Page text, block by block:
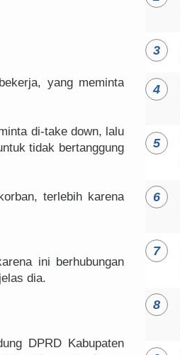
yang meminta
di-take down, lalu
tidak bertanggung
terlebih karena
ini berhubungan
dia.
DPRD Kabupaten